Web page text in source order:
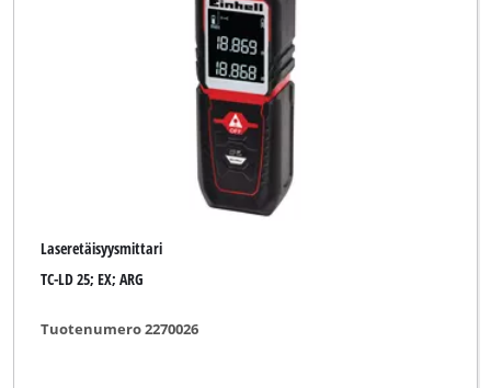
Laseretäisyysmittari
TC-LD 25; EX; ARG
Tuotenumero 2270026